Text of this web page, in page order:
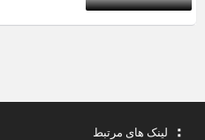
لینک های مرتبط